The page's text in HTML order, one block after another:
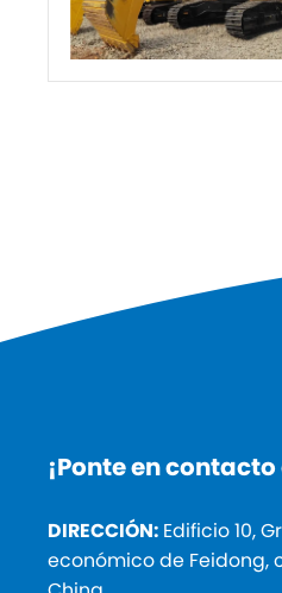
¡Ponte en
DIRECCIÓN: Edificio 10,
económico de Feidong,